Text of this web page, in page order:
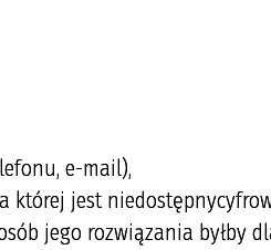
e-mail),
której jest
jego rozwiązania byłby